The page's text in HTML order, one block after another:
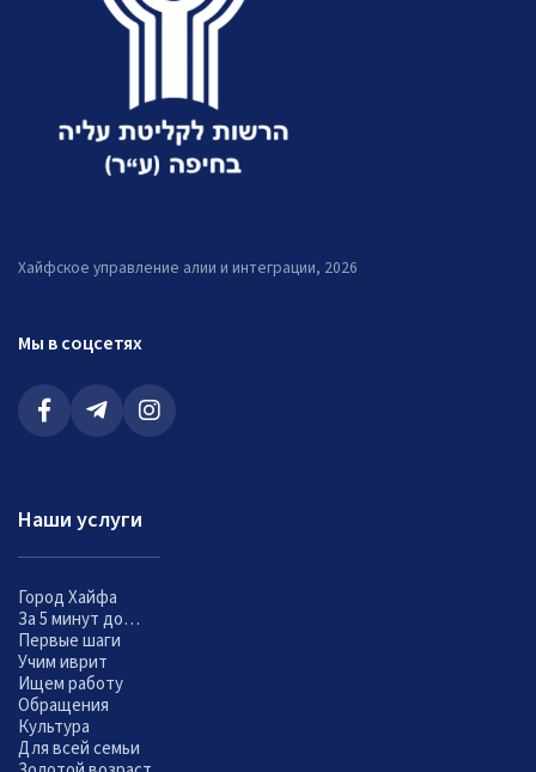
Хайфское управление алии и интеграции, 2026
Мы в соцсетях
Наши услуги
Город Хайфа
За 5 минут до…
Первые шаги
Учим иврит
Ищем работу
Обращения
Культура
Для всей семьи